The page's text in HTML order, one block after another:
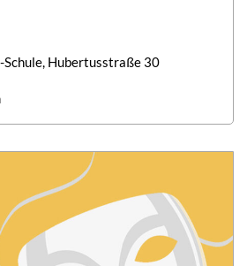
Hubertusstraße 30